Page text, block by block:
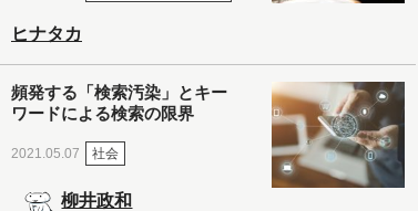
ヒナタカ
頻発する「検索汚染」とキー
ワードによる検索の限界
2021.05.07 社会
柳井政和